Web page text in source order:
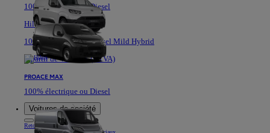
100% électrique ou Diesel
Hilux
100% Electrique ou Diesel Mild Hybrid
A partir de 40.361 € (HTVA)
PROACE MAX
100% électrique ou Diesel
Voitures de société
RetourÉlément